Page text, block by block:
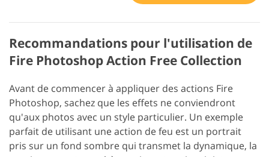
Recommandations pour l'utilisation de
Fire Photoshop Action Free Collection
Avant de commencer à appliquer des actions Fire
Photoshop, sachez que les effets ne conviendront
qu'aux photos avec un style particulier. Un exemple
parfait de utilisant une action de feu est un portrait
pris sur un fond sombre qui transmet la dynamique, la